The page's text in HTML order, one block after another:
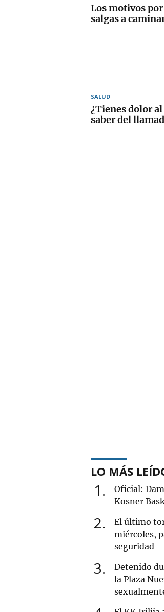
Los motivos
salgas a
SALUD
¿Tienes dolor
saber del
LO MÁS
1
Oficial:
Kosner
2
El último
miércoles,
seguridad
3
Detenido
la Plaza